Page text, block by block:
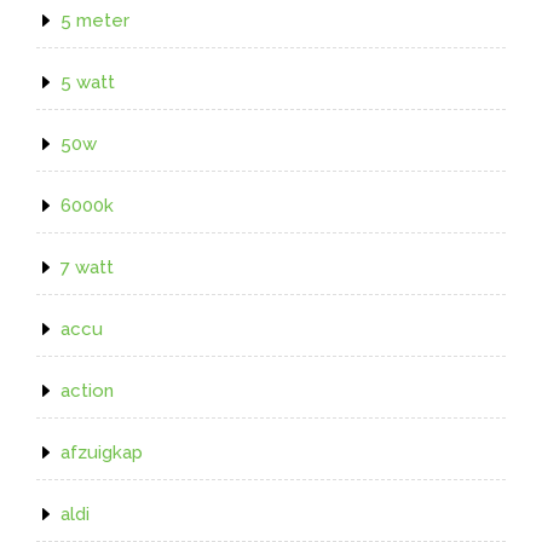
5 meter
5 watt
50w
6000k
7 watt
accu
action
afzuigkap
aldi